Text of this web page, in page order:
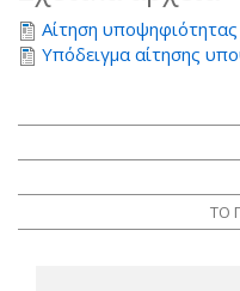
Αίτηση υποψηφιότητας
Υπόδειγμα αίτησης
ΤΟ